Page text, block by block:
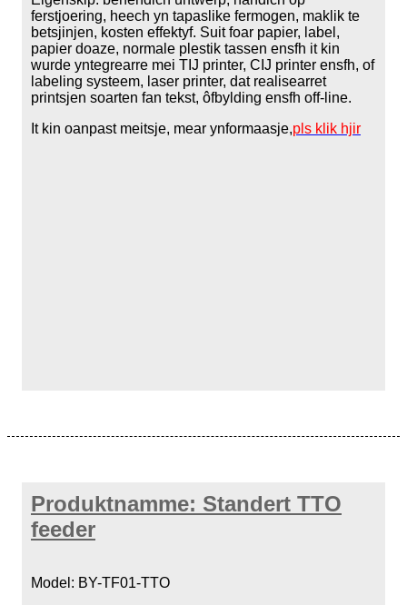
ferstjoering, heech yn tapaslike fermogen, maklik te
betsjinjen, kosten effektyf. Suit foar papier, label,
papier doaze, normale plestik tassen ensfh it kin
wurde yntegrearre mei TIJ printer, CIJ printer ensfh, of
labeling systeem, laser printer, dat realisearret
printsjen soarten fan tekst, ôfbylding ensfh off-line.
It kin oanpast meitsje, mear ynformaasje,pls klik hjir
Produktnamme: Standert TTO
feeder
Model: BY-TF01-TTO